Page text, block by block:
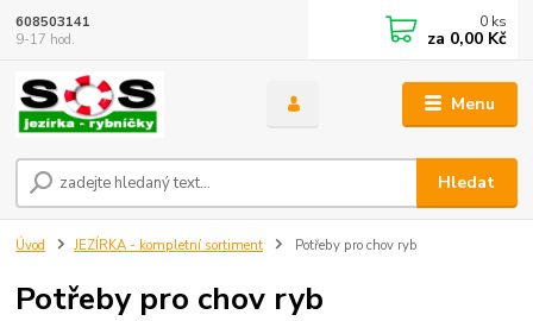
Menu
Hledat
608503141
9-17 hod.
0 ks
za 0,00 Kč
Úvod JEZÍRKA - kompletní sortiment Potřeby pro chov ryb
Potřeby pro chov ryb